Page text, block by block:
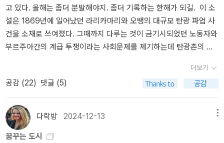
다니. 이 시간을 나중에 나는 어떻게 그리게 될까. P222~223​그 밤
그곳엔 다양한 모양의 다양한 삶들이 모였다. 그들이 사는 이야기를
들으며, 그들의 고민을 들으며, 그들의 다음 목적지를 들으며, 나는 앞
으로의 내 삶이 어디로 펼쳐질지 궁금해졌다. 회사안에서 좁게, 아주
줄 알았다. 하지만 다른 모양의 삶들이 있었다. 그것도 무수히 많이 있
었다. 짐작조차 하지 못한 뾰족함을 품고 좁은 길을 온몸으로 밀며 나
아가는 삶도 있고, 두려움을 마주하고 자신의 세계를 지키는 삶도 있
다. 누군가가 만들어준 안전한 울타리가 없어도, 스스로 하고 싶은 일
들을 울타리로 세우며 살아가는 삶도 있다. 이런 용기를, 저런 대범함
고 있다. 올해는 좀더 분발해야지. 좀더 기록하는 한해가 되길. 이 소
설은 1869년에 일어났던 라리카마리와 오뱅의 대규모 탄광 파업 사
건을 소재로 쓰여졌다. 그때까지 다루는 것이 금기시되었던 노동자와
부르주아간의 계급 투쟁이라는 사회문제를 제기하는데 탄광촌의 묘
할 틈이 없었다. 문제의식을 갖고 투쟁을 하는 민중들 사이에도 서로
분열되어, 생계를 위해 다시 일을 하러 갱도로 들어가는 무리와 이런
이들을 배신자라며 죽이려는 무리들 사이의 갈등이 중반부 이후 소설
을 이끌어간다. 결국 수바린이 방수벽을 무너뜨려 수갱은 붕괴하게
되는데 그 과정에서 에티엔과 카트린이 도망치는 마지막 장면 묘사는
재난 영화를 보는 것 같았다. 제르미날은 '싹이 나는'이라는 뜻이라고
더보기
공감 (22) 댓글 (5)
다락방 2024-12-13
꿈꾸는 도시